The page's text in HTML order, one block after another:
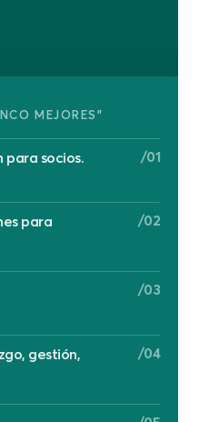
MEJORES"
para socios. /01
para
/02
/03
gestión,
/04